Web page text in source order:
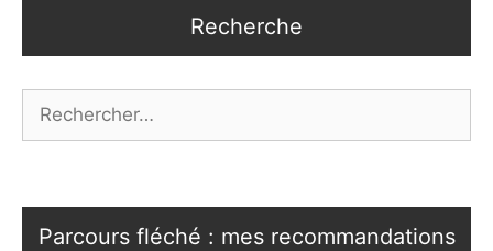
Recherche
Parcours fléché : mes recommandations